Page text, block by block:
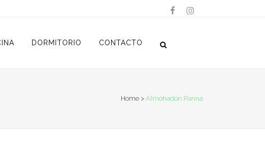
DORMITORIO CONTACTO
Home > Almohadón Panna